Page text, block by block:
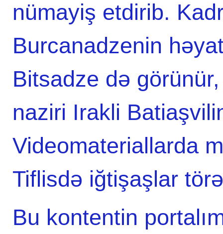
nümayiş etdirib.
Burcanadzenin
Bitsadze də
naziri Irakli
Videomateriallarda
Tiflisdə iğtişaşlar
Bu kontentin